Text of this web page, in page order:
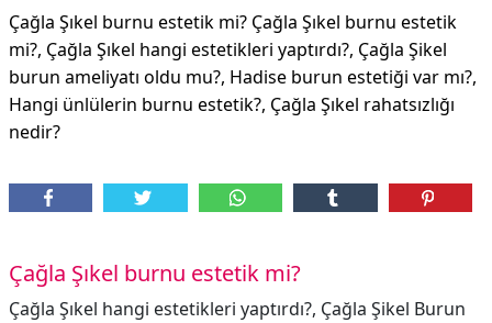
Çağla Şıkel burnu estetik mi? Çağla Şıkel burnu estetik
mi?, Çağla Şıkel hangi estetikleri yaptırdı?, Çağla Şikel
burun ameliyatı oldu mu?, Hadise burun estetiği var mı?,
Hangi ünlülerin burnu estetik?, Çağla Şıkel rahatsızlığı
nedir?
Çağla Şıkel burnu estetik mi?
Çağla Şıkel hangi estetikleri yaptırdı?, Çağla Şikel Burun